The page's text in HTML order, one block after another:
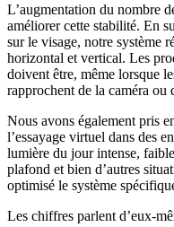
L’augmentation du nombre
améliorer cette stabilité. En
sur le visage, notre système
horizontal et vertical. Les
doivent être, même lorsque
rapprochent de la caméra ou
Nous avons également pris
l’essayage virtuel dans des
lumière du jour intense,
plafond et bien d’autres
optimisé le système
Les chiffres parlent d’eux-